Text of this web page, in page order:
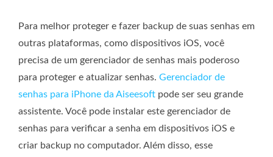
Para melhor proteger e fazer backup de suas senhas em
outras plataformas, como dispositivos iOS, você
precisa de um gerenciador de senhas mais poderoso
para proteger e atualizar senhas. Gerenciador de
senhas para iPhone da Aiseesoft pode ser seu grande
assistente. Você pode instalar este gerenciador de
senhas para verificar a senha em dispositivos iOS e
criar backup no computador. Além disso, esse